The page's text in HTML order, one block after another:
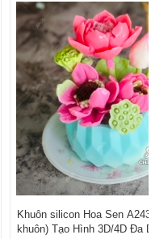
Khuôn silicon Hoa Sen
khuôn) Tạo Hình 3D/4D Đa